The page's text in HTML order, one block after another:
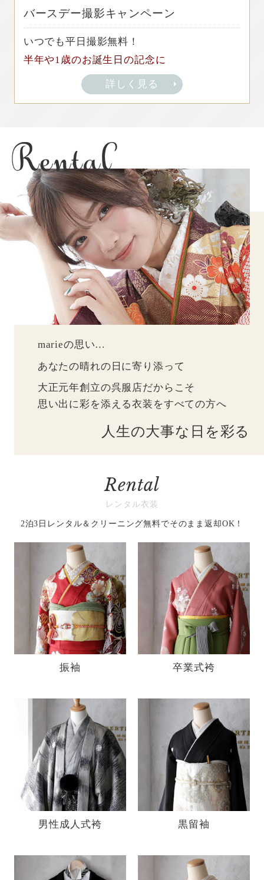
バースデー撮影キャンペーン
いつでも平日撮影無料！
半年や1歳のお誕生日の記念に
詳しく見る
marieの思い…
あなたの晴れの日に寄り添って
大正元年創立の呉服店だからこそ
思い出に彩を添える衣装をすべての方へ
人生の大事な日を彩る
Rental
レンタル衣装
2泊3日レンタル＆クリーニング無料でそのまま返却OK！
振袖 卒業式袴
男性成人式袴 黒留袖